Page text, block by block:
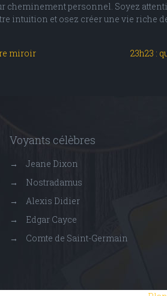
cheminement personnel. Soyez
intuition et osez créer une vie riche
miroir
23h23 :
Voyants célèbres
→
Jeane Dixon
→
Nostradamus
→
Alexis Didier
→
Edgar Cayce
→
Comte de Saint-Germain